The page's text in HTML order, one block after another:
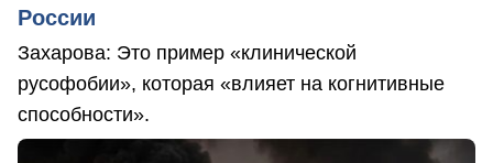
России
Захарова: Это пример «клинической
русофобии», которая «влияет на когнитивные
способности».